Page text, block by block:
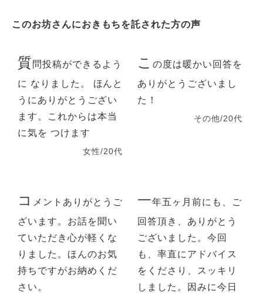
このお坊さんにおきもちを託された方の声
質 問投稿ができるよう
に なりました。 ほんと
うにありがとうござい
ます。これからは本当
に気を つけます
女性/20代
こ の度は暖かい回答を
ありがとうございまし
た！
その他/20代
コ メントありがとうご
ざいます。お話を聞い
ていただき心が軽くな
りました。ほんのお気
持ちですがお納めくだ
さい。
一年五ヶ月前にも、ご
回答頂き、ありがとう
ございました。今回
も、率直にアドバイス
をくださり、スッキリ
しました。因みに今日